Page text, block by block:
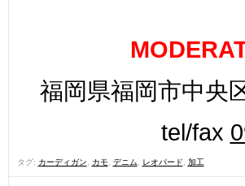
福岡県福岡市中央
tel/fax
タグ: カーディガン カモ, デニム レオパード 加工